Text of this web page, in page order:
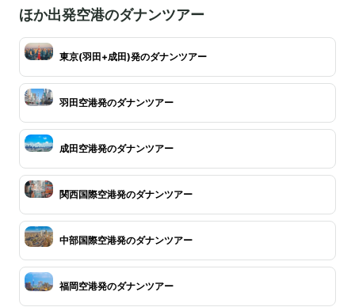
ほか出発空港のダナンツアー
東京(羽田+成田)発のダナンツアー
羽田空港発のダナンツアー
成田空港発のダナンツアー
関西国際空港発のダナンツアー
中部国際空港発のダナンツアー
福岡空港発のダナンツアー